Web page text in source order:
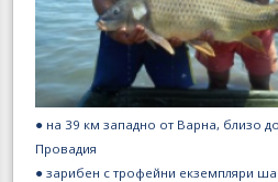
● на 39 км западно от Варна, близо до
Провадия
● зарибен с трофейни екземпляри